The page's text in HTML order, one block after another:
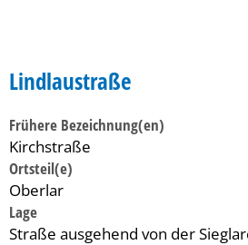
Lindlaustraße
Frühere Bezeichnung(en)
Kirchstraße
Ortsteil(e)
Oberlar
Lage
Straße ausgehend von der